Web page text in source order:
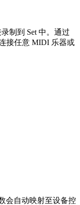
制到 Set 中。通过
接任意 MIDI 乐器或
会自动映射至设备控